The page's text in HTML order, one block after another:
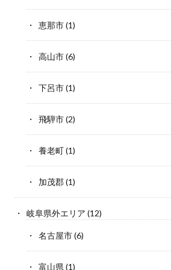
恵那市(1)
高山市(6)
下呂市(1)
飛騨市(2)
養老町(1)
加茂郡(1)
岐阜県外エリア (12)
名古屋市(6)
富山県 (1)